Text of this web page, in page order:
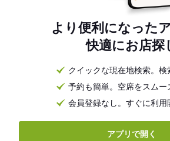
より便利になった
快適にお店探
クイックな現在地検索。検
予約も簡単。空席をスムー
会員登録なし。すぐに利用
アプリで開く